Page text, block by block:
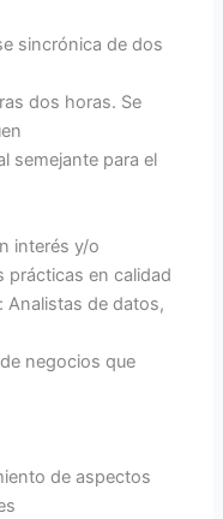
sincrónica de dos
dos horas. Se
semejante para el
interés y/o
prácticas en calidad
Analistas de datos,
negocios que
de aspectos